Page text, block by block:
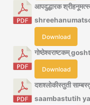
आपदुद्धारक
Download
गोष्ठेश्वराष्टकम्
Download
दशश्लोकीस्तुती
saambastutih